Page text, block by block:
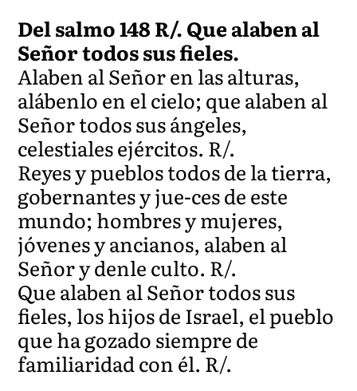
Del salmo 148 R/. Que alaben al
Señor todos sus fieles.
Alaben al Señor en las alturas,
alábenlo en el cielo; que alaben al
Señor todos sus ángeles,
celestiales ejércitos. R/.
Reyes y pueblos todos de la tierra,
gobernantes y jue-ces de este
mundo; hombres y mujeres,
jóvenes y ancianos, alaben al
Señor y denle culto. R/.
Que alaben al Señor todos sus
fieles, los hijos de Israel, el pueblo
que ha gozado siempre de
familiaridad con él. R/.